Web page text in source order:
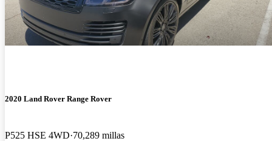
2020 Land Rover Range Rover
P525 HSE 4WD 70,289 millas